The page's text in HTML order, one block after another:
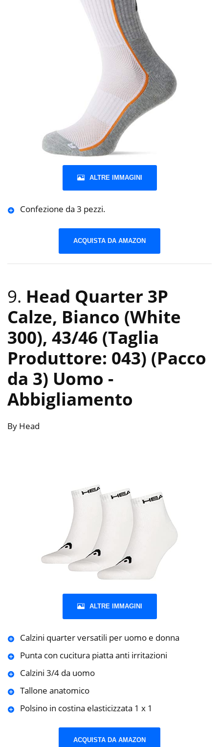
ALTRE IMMAGINI
Confezione da 3 pezzi.
ACQUISTA DA AMAZON
9. Head Quarter 3P
Calze, Bianco (White
300), 43/46 (Taglia
Produttore: 043) (Pacco
da 3) Uomo -
Abbigliamento
By Head
ALTRE IMMAGINI
Calzini quarter versatili per uomo e donna
Punta con cucitura piatta anti irritazioni
Calzini 3/4 da uomo
Tallone anatomico
Polsino in costina elasticizzata 1 x 1
ACQUISTA DA AMAZON